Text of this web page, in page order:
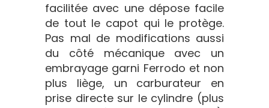
facilitée avec une dépose facile
de tout le capot qui le protège.
Pas mal de modifications aussi
du côté mécanique avec un
embrayage garni Ferrodo et non
plus liège, un carburateur en
prise directe sur le cylindre (plus